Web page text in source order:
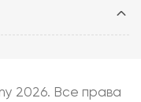
2026. Все права